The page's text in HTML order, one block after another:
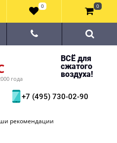
года
ВСЁ для
сжатого
воздуха!
+7 (495) 730-02-90
рекомендации
0 0